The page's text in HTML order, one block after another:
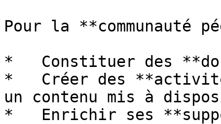
Pour la **communauté
*   Constituer des
*   Créer des
un contenu mis à
*   Enrichir ses